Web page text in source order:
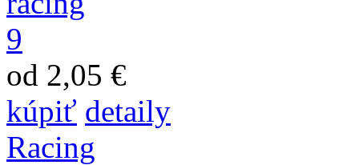
od 2,05 €
kúpiť detaily
Racing